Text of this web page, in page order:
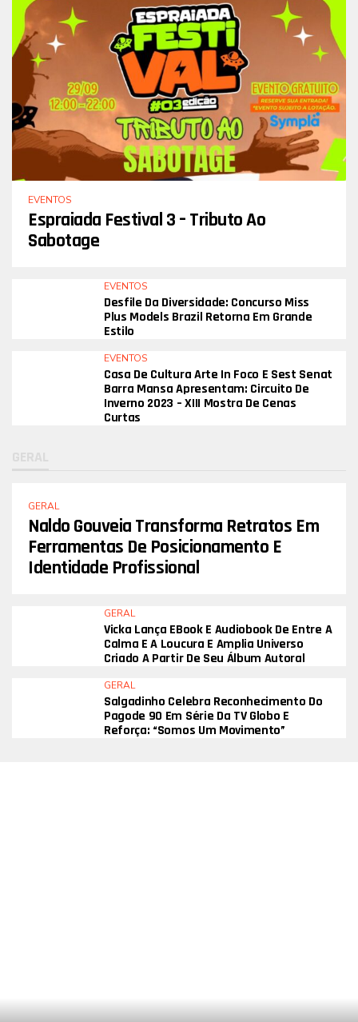
EVENTOS
Espraiada Festival 3 – Tributo Ao
Sabotage
EVENTOS
Desfile Da Diversidade: Concurso Miss
Plus Models Brazil Retorna Em Grande
Estilo
EVENTOS
Casa De Cultura Arte In Foco E Sest Senat
Barra Mansa Apresentam: Circuito De
Inverno 2023 – XIII Mostra De Cenas
Curtas
GERAL
Naldo Gouveia Transforma Retratos Em
Ferramentas De Posicionamento E
Identidade Profissional
GERAL
Vicka Lança EBook E Audiobook De Entre A
Calma E A Loucura E Amplia Universo
Criado A Partir De Seu Álbum Autoral
GERAL
Salgadinho Celebra Reconhecimento Do
Pagode 90 Em Série Da TV Globo E
Reforça: “Somos Um Movimento”